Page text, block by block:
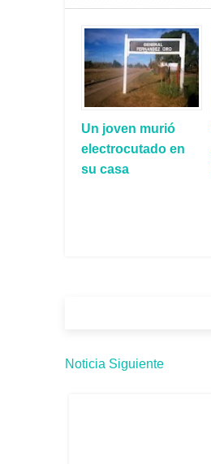
Un joven murió
electrocutado en
su casa
Noticia Siguiente